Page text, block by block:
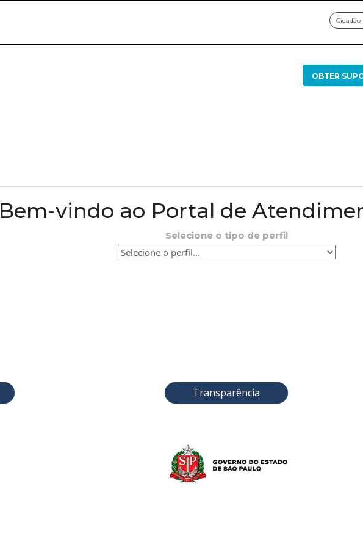
Cidadão
OBTER
Bem-vindo ao Portal de
Selecione o tipo de perfil
Transparência